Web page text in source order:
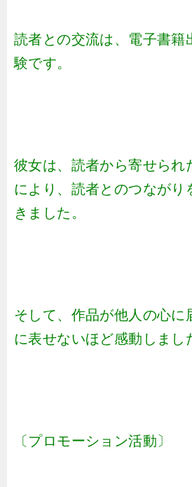
読者との交流は、電子書籍
験です。
彼女は、読者から寄せられ
により、読者とのつながり
きました。
そして、作品が他人の心に
に表せないほど感動しまし
〔プロモーション活動〕